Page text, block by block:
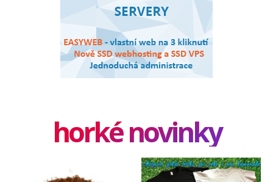
horké novinky